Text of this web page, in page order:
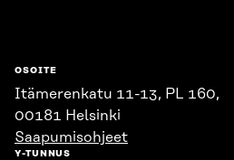
OSOITE
Itämerenkatu 11-13, PL 160,
00181 Helsinki
Saapumisohjeet
Y-TUNNUS